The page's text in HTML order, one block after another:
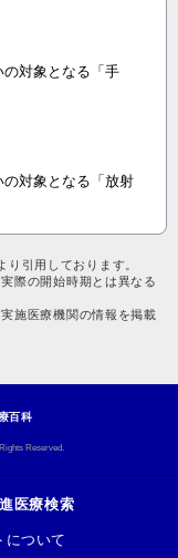
対象となる「手
対象となる「放射
引用しております。
際の開始時期とは異なる
施医療機関の情報を掲載
百科
Reserved.
医療検索
について